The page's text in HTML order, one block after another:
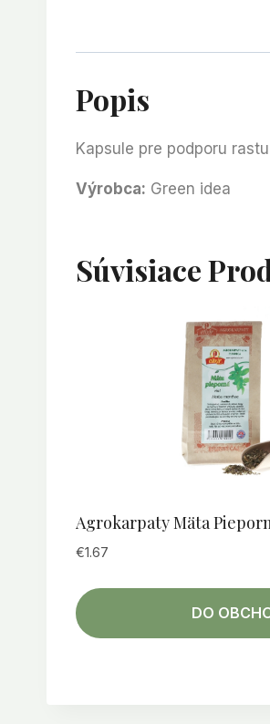
Popis
Kapsule pre podporu
Výrobca: Green idea
Súvisiace
Agrokarpaty Mäta
€1.67
DO